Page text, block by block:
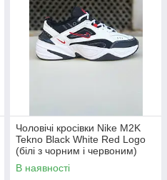
Чоловічі кросівки Nike M2K
Tekno Black White Red Logo
(білі з чорним і червоним)
спортивні демі кроси PD7430
топ
В наявності